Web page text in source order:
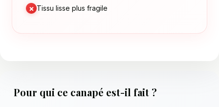
× Tissu lisse plus fragile
Pour qui ce canapé est-il fait ?